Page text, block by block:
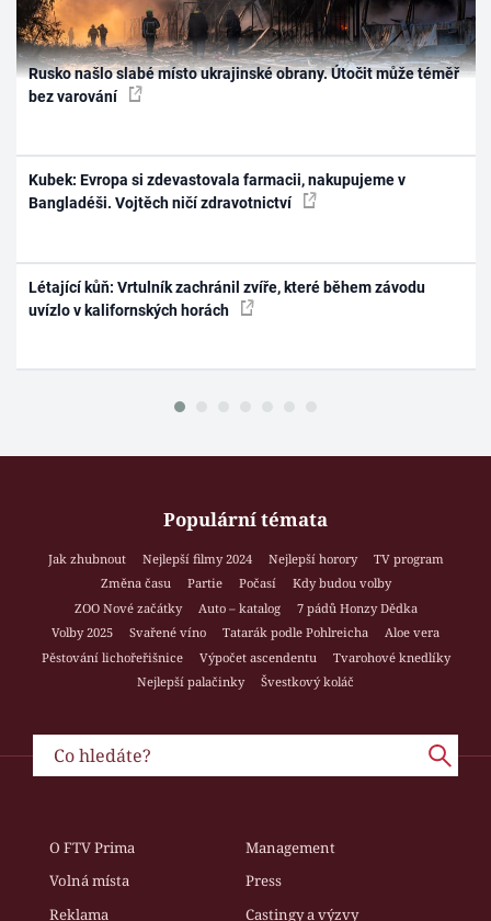
Rusko našlo slabé místo ukrajinské obrany. Útočit může téměř
bez varování
Kubek: Evropa si zdevastovala farmacii, nakupujeme v
Bangladéši. Vojtěch ničí zdravotnictví
Létající kůň: Vrtulník zachránil zvíře, které během závodu
uvízlo v kalifornských horách
Populární témata
Jak zhubnout Nejlepší filmy 2024 Nejlepší horory
TV program
Změna času
Partie Počasí
Kdy budou volby
ZOO Nové začátky
Auto – katalog
7 pádů Honzy Dědka
Volby 2025
Svařené víno Tatarák podle Pohlreicha
Aloe vera
Pěstování lichořeřišnice
Výpočet ascendentu
Tvarohové knedlíky
Nejlepší palačinky
Švestkový koláč
O FTV Prima
Management
Volná místa
Press
Reklama
Castingy a výzvy